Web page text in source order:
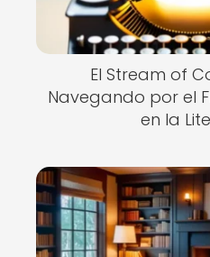
El Stream of
Navegando por el
en la